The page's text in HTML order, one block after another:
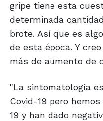
gripe tiene esta
determinada
brote. Así que es
de esta época. Y
más de aumento de
"La sintomatología
Covid-19 pero
19 y han dado